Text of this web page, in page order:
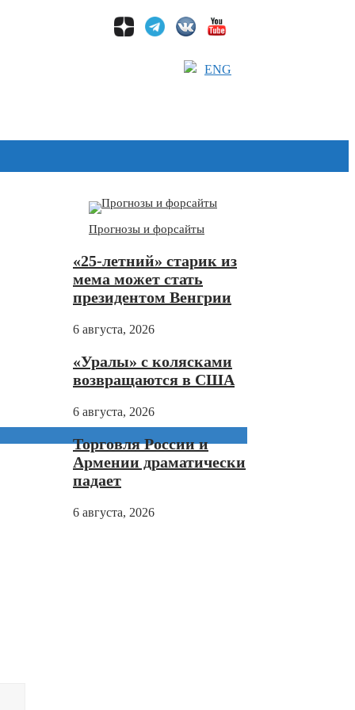
ENG
Прогнозы и форсайты
«25-летний» старик из
мема может стать
президентом Венгрии
6 августа, 2026
«Уралы» с колясками
возвращаются в США
6 августа, 2026
Торговля России и
Армении драматически
падает
6 августа, 2026